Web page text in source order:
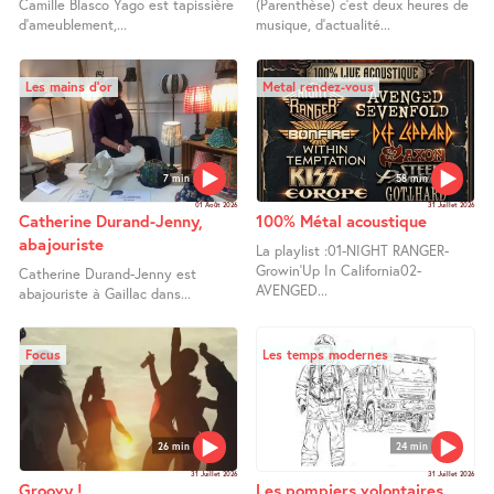
Camille Blasco Yago est tapissière
d’ameublement,...
(Parenthèse) c’est deux heures de
musique, d’actualité...
7 min
Les mains d’or
01 Août 2026
Catherine Durand-Jenny,
abajouriste
Catherine Durand-Jenny est
abajouriste à Gaillac dans...
58 min
Metal rendez-vous
31 Juillet 2026
100% Métal acoustique
La playlist :01-NIGHT RANGER-
Growin’Up In California02-
AVENGED...
26 min
Focus
31 Juillet 2026
Groovy !
24 min
Les temps modernes
31 Juillet 2026
Les pompiers volontaires